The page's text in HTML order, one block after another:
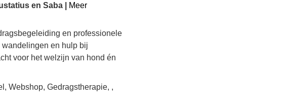
en Saba |
Meer
en professionele
en hulp bij
voor het welzijn van hond én
Webshop, Gedragstherapie, ,